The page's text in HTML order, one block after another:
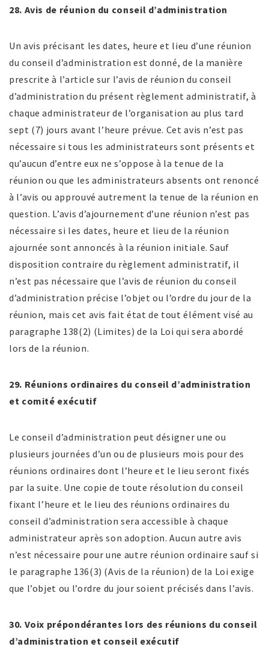
28. Avis de réunion du conseil d’administration
Un avis précisant les dates, heure et lieu d’une réunion
du conseil d’administration est donné, de la manière
prescrite à l’article sur l’avis de réunion du conseil
d’administration du présent règlement administratif, à
chaque administrateur de l’organisation au plus tard
sept (7) jours avant l’heure prévue. Cet avis n’est pas
nécessaire si tous les administrateurs sont présents et
qu’aucun d’entre eux ne s’oppose à la tenue de la
réunion ou que les administrateurs absents ont renoncé
à l’avis ou approuvé autrement la tenue de la réunion en
question. L’avis d’ajournement d’une réunion n’est pas
nécessaire si les dates, heure et lieu de la réunion
ajournée sont annoncés à la réunion initiale. Sauf
disposition contraire du règlement administratif, il
n’est pas nécessaire que l’avis de réunion du conseil
d’administration précise l’objet ou l’ordre du jour de la
réunion, mais cet avis fait état de tout élément visé au
paragraphe 138(2) (Limites) de la Loi qui sera abordé
lors de la réunion.
29. Réunions ordinaires du conseil d’administration
et comité exécutif
Le conseil d’administration peut désigner une ou
plusieurs journées d’un ou de plusieurs mois pour des
réunions ordinaires dont l’heure et le lieu seront fixés
par la suite. Une copie de toute résolution du conseil
fixant l’heure et le lieu des réunions ordinaires du
conseil d’administration sera accessible à chaque
administrateur après son adoption. Aucun autre avis
n’est nécessaire pour une autre réunion ordinaire sauf si
le paragraphe 136(3) (Avis de la réunion) de la Loi exige
que l’objet ou l’ordre du jour soient précisés dans l’avis.
30. Voix prépondérantes lors des réunions du conseil
d’administration et conseil exécutif